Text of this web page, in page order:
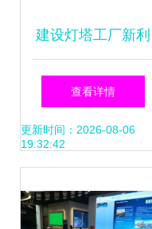
建设灯塔工厂新利
器 海信网络科技无
人物流解决方案来
查看详情
更新时间：2026-08-06
19:32:42